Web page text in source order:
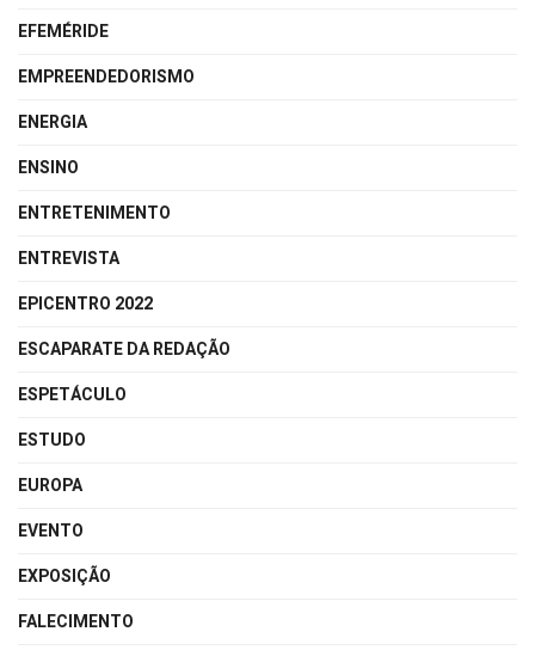
EFEMÉRIDE
EMPREENDEDORISMO
ENERGIA
ENSINO
ENTRETENIMENTO
ENTREVISTA
EPICENTRO 2022
ESCAPARATE DA REDAÇÃO
ESPETÁCULO
ESTUDO
EUROPA
EVENTO
EXPOSIÇÃO
FALECIMENTO